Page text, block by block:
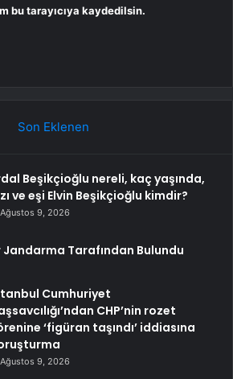
bu tarayıcıya kaydedilsin.
Son Eklenen
Beşikçioğlu nereli, kaç yaşında,
ve eşi Elvin Beşikçioğlu kimdir?
Ağustos 9, 2026
Tarafından Bulundu
Cumhuriyet
CHP’nin rozet
‘figüran taşındı’ iddiasına
Ağustos 9, 2026